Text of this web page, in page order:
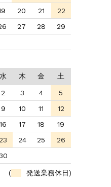
20 21
22
27 28
29
水 木 金 土
2 3 4
5
9 10 11
12
16 17 18
19
24 25
26
( 発送業務休日)